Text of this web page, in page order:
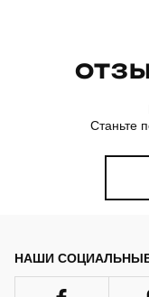
Станьте
НАШИ